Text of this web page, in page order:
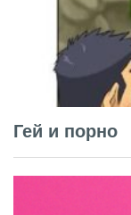
Гей и порно